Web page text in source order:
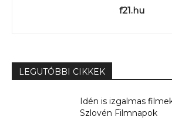
f21.hu
LEGUTÓBBI CIKKEK
Idén is izgalmas
Szlovén Filmnapok